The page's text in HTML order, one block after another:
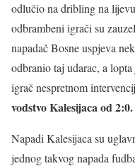
odlučio na dribling na
odbrambeni igrači su
napadač Bosne uspjeva
odbranio taj udarac, a
igrač nespretnom
vodstvo Kalesijaca od 2:0.
Napadi Kalesijaca su
jednog takvog napada